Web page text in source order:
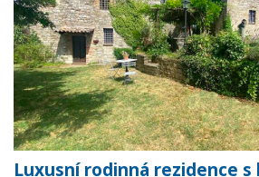
Luxusní rodinná rezidence s